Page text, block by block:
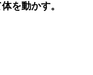
を動かす。